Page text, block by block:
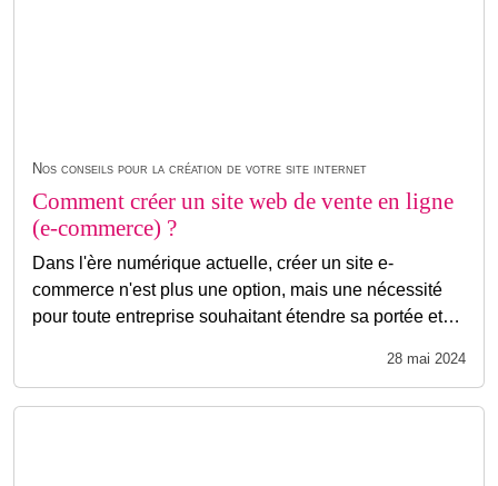
Nos conseils pour la création de votre site internet
Comment créer un site web de vente en ligne
(e-commerce) ?
Dans l'ère numérique actuelle, créer un site e-
commerce n'est plus une option, mais une nécessité
pour toute entreprise souhaitant étendre sa portée et…
28 mai 2024